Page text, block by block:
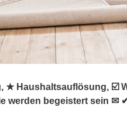
★ Haushaltsauflösung, ☑️
werden begeistert sein ✉